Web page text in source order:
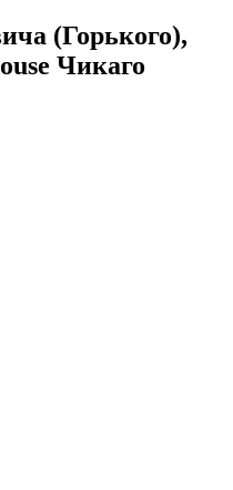
(Горького),
Чикаго